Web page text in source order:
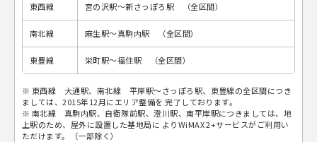
東西線 宮の沢駅～新さっぽろ駅 （全区間）
南北線 麻生駅～真駒内駅 （全区間）
東豊線 栄町駅～福住駅 （全区間）
※ 東西線 大通駅、南北線 平岸駅～さっぽろ駅、東豊線の全区間につき
ましては、2015年12月にエリア整備を 完了しております。
※ 南北線 真駒内駅、自衛隊前駅、澄川駅、南平岸駅につきましては、地
上駅のため、屋外に設置した基地局に よりWiMAX 2+サービスがご利用い
ただけます。（一部除く）